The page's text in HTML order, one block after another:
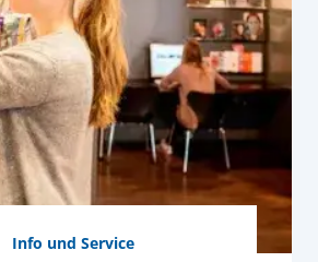
Info und Service